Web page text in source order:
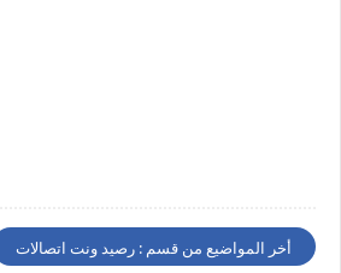
أخر المواضيع من قسم : رصيد ونت اتصالات